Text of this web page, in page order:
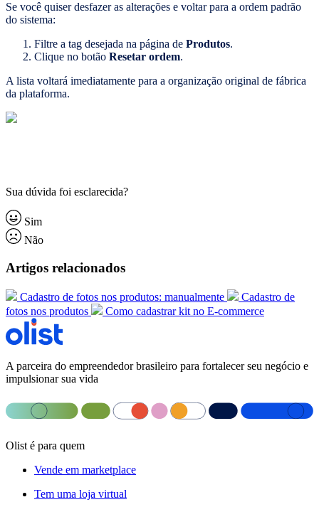
Se você quiser desfazer as alterações e voltar para a ordem padrão
do sistema:
Filtre a tag desejada na página de Produtos.
Clique no botão Resetar ordem.
A lista voltará imediatamente para a organização original de fábrica
da plataforma.
Sua dúvida foi esclarecida?
Sim
Não
Artigos relacionados
Cadastro de fotos nos produtos: manualmente
Cadastro de
fotos nos produtos
Como cadastrar kit no E-commerce
A parceira do empreendedor brasileiro para fortalecer seu negócio e
impulsionar sua vida
Olist é para quem
Vende em marketplace
Tem uma loja virtual